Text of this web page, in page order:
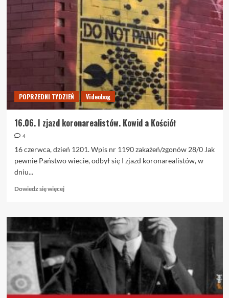
POPRZEDNI TYDZIEŃ Videobog
16.06. I zjazd koronarealistów. Kowid a Kościół
4
16 czerwca, dzień 1201. Wpis nr 1190 zakażeń/zgonów 28/0 Jak
pewnie Państwo wiecie, odbył się I zjazd koronarealistów, w
dniu...
Dowiedz się więcejDowiedz
o
16.06.
I
zjazd
koronarealistów.
Kowid
Kościół